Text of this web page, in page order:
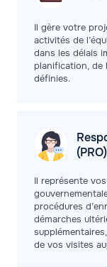
Il gère votre
activités de
dans les délais
planification, de
définies.
(PRO)
Il représente
procédures
démarches
de vos visites